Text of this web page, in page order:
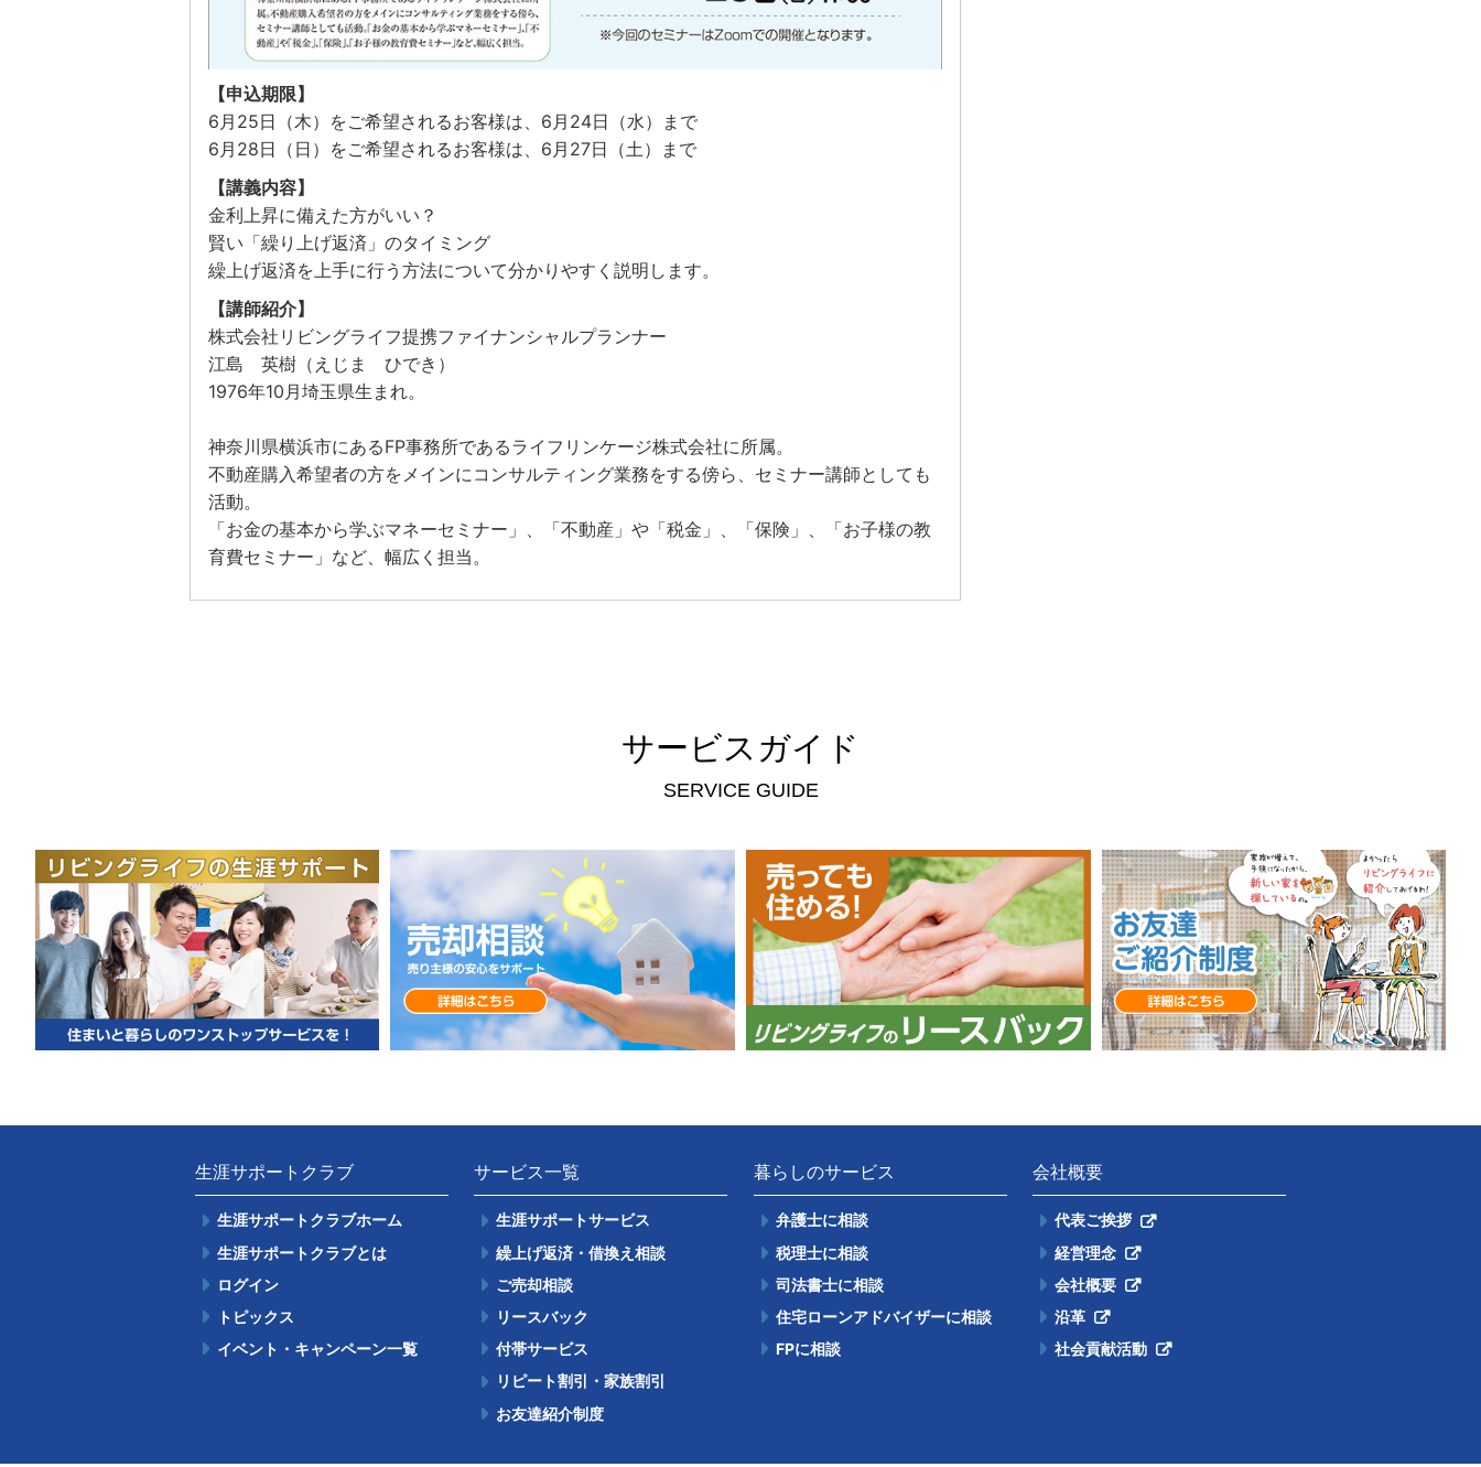
【申込期限】
6月25日（木）をご希望されるお客様は、6月24日（水）まで
6月28日（日）をご希望されるお客様は、6月27日（土）まで
【講義内容】
金利上昇に備えた方がいい？
賢い「繰り上げ返済」のタイミング
繰上げ返済を上手に行う方法について分かりやすく説明します。
【講師紹介】
株式会社リビングライフ提携ファイナンシャルプランナー
江島 英樹（えじま ひでき）
1976年10月埼玉県生まれ。
神奈川県横浜市にあるFP事務所であるライフリンケージ株式会社に所属。
不動産購入希望者の方をメインにコンサルティング業務をする傍ら、セミナー講師としても
活動。
「お金の基本から学ぶマネーセミナー」、「不動産」や「税金」、「保険」、「お子様の教
育費セミナー」など、幅広く担当。
サービスガイド
SERVICE GUIDE
生涯サポートクラブ
生涯サポートクラブホーム
生涯サポートクラブとは
ログイン
トピックス
イベント・キャンペーン一覧
サービス一覧
生涯サポートサービス
繰上げ返済・借換え相談
ご売却相談
リースバック
付帯サービス
リピート割引・家族割引
お友達紹介制度
暮らしのサービス
弁護士に相談
税理士に相談
司法書士に相談
住宅ローンアドバイザーに相談
FPに相談
会社概要
代表ご挨拶
経営理念
会社概要
沿革
社会貢献活動